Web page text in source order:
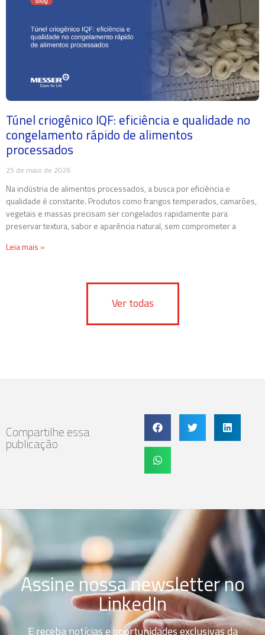
Túnel criogênico IQF: eficiência e qualidade no
congelamento rápido de alimentos
processados
25 de maio de 2026
Na indústria de alimentos processados, a busca por eficiência e
qualidade é constante. Produtos como frangos temperados, camarões,
vegetais e massas precisam ser congelados rapidamente para
preservar textura, sabor e aparência natural, sem comprometer a
Leia mais »
Ver todas
Compartilhe essa
publicação
Assine nossa newsletter no
LinkedIn
E receba notícias e oportunidades exclusivas da